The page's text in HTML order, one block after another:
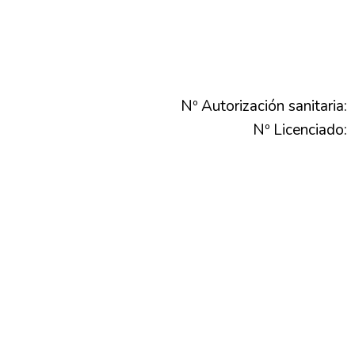
Nº Autorización sanitaria:
Nº Licenciado: